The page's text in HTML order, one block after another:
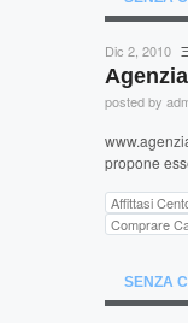
Dic 2, 2010
posted by
propone
Affittasi
Comprare
SENZA